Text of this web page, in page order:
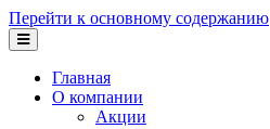
Перейти к основному содержанию
Главная
О компании
Акции